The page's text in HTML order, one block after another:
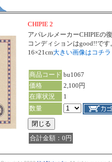
CHIPIE 2
アパレルメーカーCHIPIEの
コンディションはgood!!です
16×21cm大きい画像はコチラ
商品コード bu1067
価格
2,100円
在庫状況
1
数量
合計金額：0円